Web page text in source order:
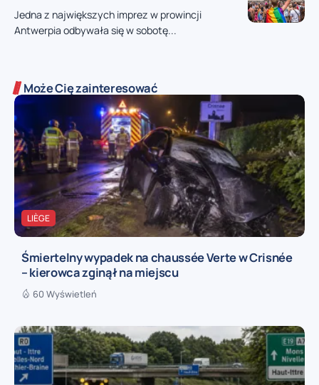
Jedna z największych imprez w prowincji
Antwerpia odbywała się w sobotę...
Może Cię zainteresować
LIÈGE
Śmiertelny wypadek na chaussée Verte w Crisnée
– kierowca zginął na miejscu
60 Wyświetleń